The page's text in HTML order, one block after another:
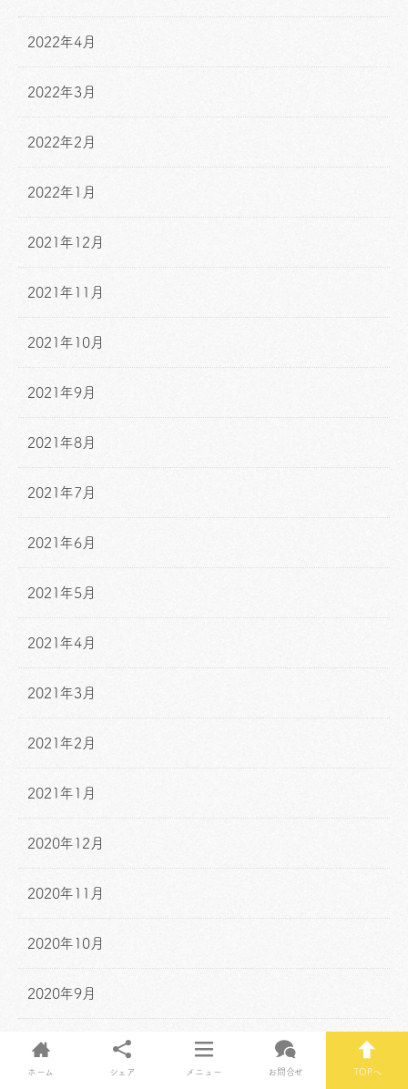
2022年4月
2022年3月
2022年2月
2022年1月
2021年12月
2021年11月
2021年10月
2021年9月
2021年8月
2021年7月
2021年6月
2021年5月
2021年4月
2021年3月
2021年2月
2021年1月
2020年12月
2020年11月
2020年10月
2020年9月
2020年8月
ホーム シェア メニュー お問合せ TOPへ